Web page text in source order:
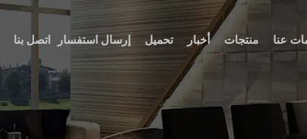
عنا منتجات أخبار تحميل إرسال استفسار اتصل بنا